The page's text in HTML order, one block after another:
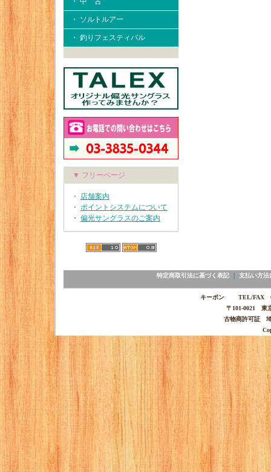
・ ソルトルアー
・ 釣りフェスティバル
▼ フリーページ
・ 店舗案内
・ ポイントシステムについて
・ 偏光サングラスのご案内
特定商取引法に基づく表記｜ 支払い方法
キーポン TEL/FAX
〒101-0021 東
古物商許可証